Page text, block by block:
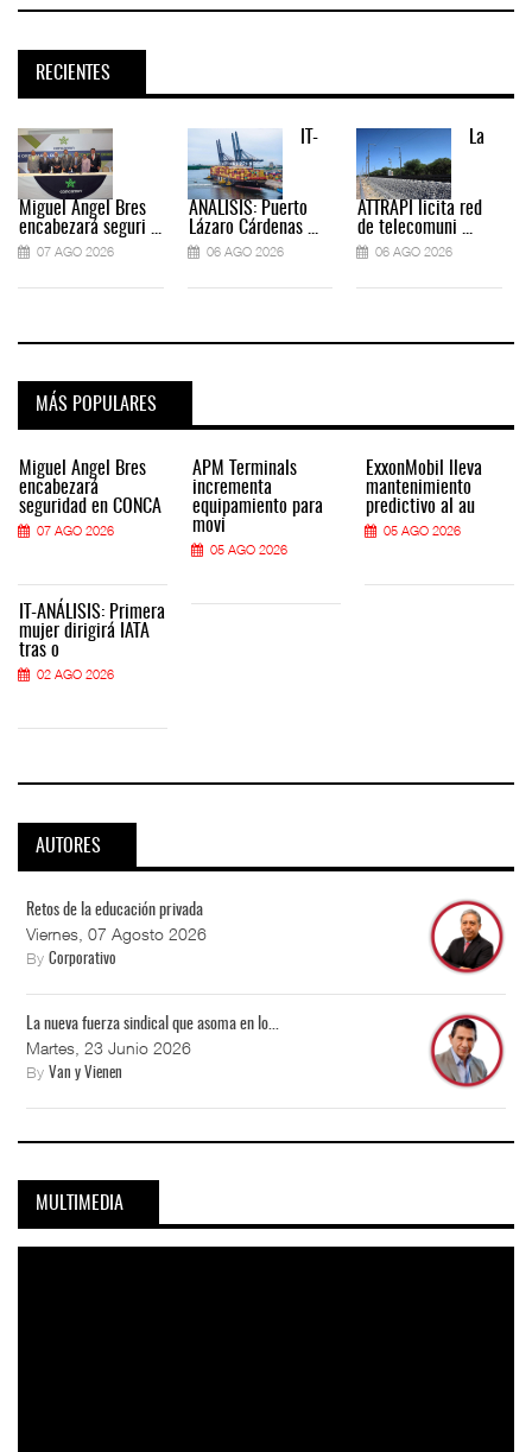
RECIENTES
Miguel Ángel Bres
encabezará seguri ...
07 AGO 2026
IT-
ANÁLISIS: Puerto
Lázaro Cárdenas ...
06 AGO 2026
La
ATTRAPI licita red
de telecomuni ...
06 AGO 2026
MÁS POPULARES
Miguel Ángel Bres
encabezará
seguridad en CONCA
07 AGO 2026
IT-ANÁLISIS: Primera
mujer dirigirá IATA
tras o
02 AGO 2026
APM Terminals
incrementa
equipamiento para
movi
05 AGO 2026
ExxonMobil lleva
mantenimiento
predictivo al au
05 AGO 2026
AUTORES
Retos de la educación privada
Viernes, 07 Agosto 2026
By Corporativo
La nueva fuerza sindical que asoma en lo...
Martes, 23 Junio 2026
By Van y Vienen
MULTIMEDIA